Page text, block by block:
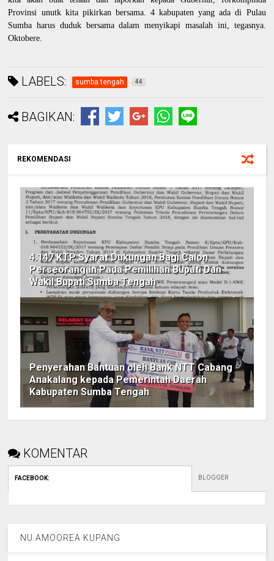
Provinsi unutk kita pikirkan bersama. 4 kabupaten yang ada di Pulau
Sumba harus duduk bersama dalam menyikapi masalah ini, tegasnya.
Oktobere.
LABELS: sumba tengah 44
BAGIKAN:
REKOMENDASI
4.147 KTP Syarat Dukungan Bagi Calon
Perseorangan Pada Pemilihan Bupati Dan
Wakil Bupati Sumba Tengah
Penyerahan Bantuan oleh Bank NTT Cabang
Anakalang kepada Pemerintah Daerah
Kabupaten Sumba Tengah
KOMENTAR
FACEBOOK: BLOGGER
NU AMOOREA KUPANG